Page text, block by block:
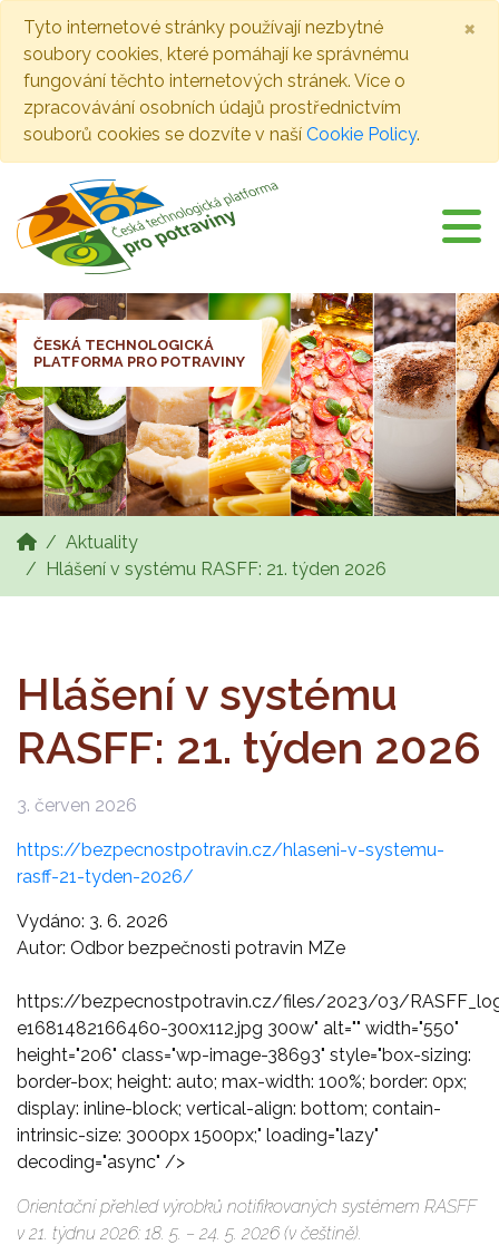
Tyto internetové stránky používají nezbytné
soubory cookies, které pomáhají ke správnému
fungování těchto internetových stránek. Více o
zpracovávání osobních údajů prostřednictvím
souborů cookies se dozvíte v naší Cookie Policy.
×
ČESKÁ TECHNOLOGICKÁ
PLATFORMA PRO POTRAVINY
Aktuality
Hlášení v systému RASFF: 21. týden 2026
Hlášení v systému
RASFF: 21. týden 2026
3. červen 2026
https://bezpecnostpotravin.cz/hlaseni-v-systemu-
rasff-21-tyden-2026/
Vydáno: 3. 6. 2026
Autor: Odbor bezpečnosti potravin MZe
https://bezpecnostpotravin.cz/files/2023/03/
e1681482166460-300x112.jpg 300w" alt="" width="550"
height="206" class="wp-image-38693" style="box-sizing:
border-box; height: auto; max-width: 100%; border: 0px;
display: inline-block; vertical-align: bottom; contain-
intrinsic-size: 3000px 1500px;" loading="lazy"
decoding="async" />
Orientační přehled výrobků notifikovaných systémem RASFF
v 21. týdnu 2026: 18. 5. – 24. 5. 2026 (v češtině).